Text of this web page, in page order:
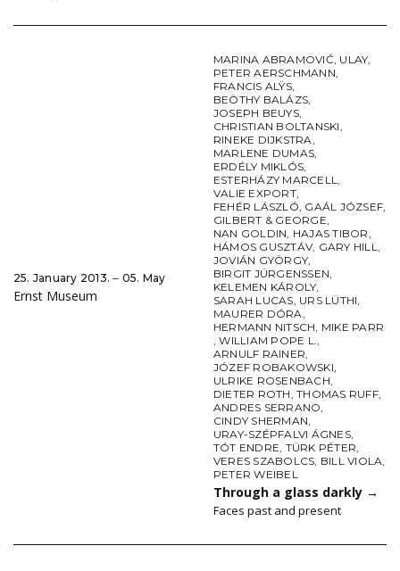
25. January 2013. ‒ 05. May
Ernst Museum
MARINA ABRAMOVIĆ, ULAY,
PETER AERSCHMANN,
FRANCIS ALŸS,
BEÖTHY BALÁZS,
JOSEPH BEUYS,
CHRISTIAN BOLTANSKI,
RINEKE DIJKSTRA,
MARLENE DUMAS,
ERDÉLY MIKLÓS,
ESTERHÁZY MARCELL,
VALIE EXPORT,
FEHÉR LÁSZLÓ, GAÁL JÓZSEF,
GILBERT & GEORGE,
NAN GOLDIN, HAJAS TIBOR,
HÁMOS GUSZTÁV, GARY HILL,
JOVIÁN GYÖRGY,
BIRGIT JÜRGENSSEN,
KELEMEN KÁROLY,
SARAH LUCAS, URS LÜTHI,
MAURER DÓRA,
HERMANN NITSCH, MIKE PARR
,WILLIAM POPE L.,
ARNULF RAINER,
JÓZEF ROBAKOWSKI,
ULRIKE ROSENBACH,
DIETER ROTH,THOMAS RUFF,
ANDRES SERRANO,
CINDY SHERMAN,
URAY-SZÉPFALVI ÁGNES,
TÓT ENDRE, TÜRK PÉTER,
VERES SZABOLCS, BILL VIOLA,
PETER WEIBEL
Through a glass darkly →
Faces past and present